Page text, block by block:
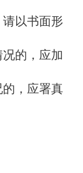
以书面形
的，应加
，应署真